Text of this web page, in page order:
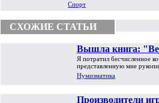
Спорт
СХОЖИЕ СТАТЬИ
Вышла книга:
торговой
Средневековья"
Я потратил бесчисленное
представленную мне
Нумизматика
Производители